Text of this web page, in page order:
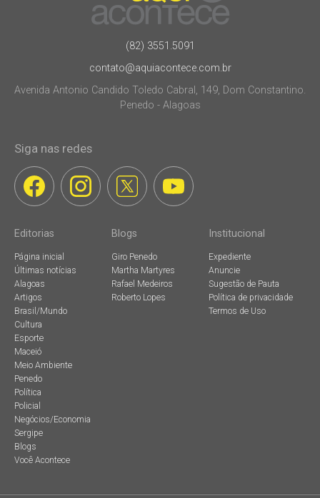
(82) 3551.5091
contato@aquiacontece.com.br
Avenida Antonio Candido Toledo Cabral, 149, Dom Constantino.
Penedo - Alagoas
Siga nas redes
Editorias
Página inicial
Últimas notícias
Alagoas
Artigos
Brasil/Mundo
Cultura
Esporte
Maceió
Meio Ambiente
Penedo
Política
Policial
Negócios/Economia
Sergipe
Blogs
Você Acontece
Blogs
Giro Penedo
Martha Martyres
Rafael Medeiros
Roberto Lopes
Institucional
Expediente
Anuncie
Sugestão de Pauta
Política de privacidade
Termos de Uso